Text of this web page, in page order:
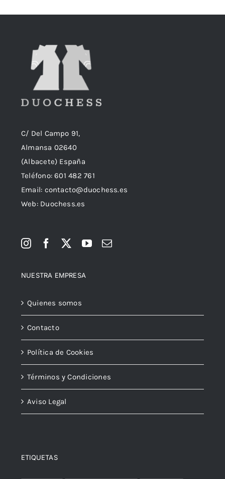
C/ Del Campo 91,
Almansa 02640
(Albacete) España
Teléfono:601 482 761
Email: contacto@duochess.es
Web: Duochess.es
NUESTRA EMPRESA
Quienes somos
Contacto
Política de Cookies
Términos y Condiciones
Aviso Legal
ETIQUETAS